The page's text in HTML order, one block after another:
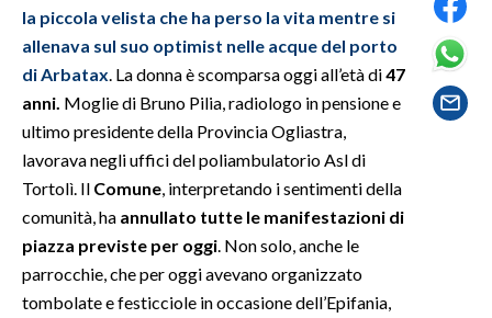
SPETTACOLI
SALUTE
SARDEGNA TURISMO
SARDI NEL MONDO
NOTIZIE
la piccola velista che ha perso la vita mentre si
allenava sul suo optimist nelle acque del porto
di Arbatax . La donna è scomparsa oggi all’età di47
anni. Moglie di Bruno Pilia, radiologo in pensione e
ultimo presidente della Provincia Ogliastra,
lavorava negli uffici del poliambulatorio Asl di
Tortolì. Il Comune , interpretando i sentimenti della
comunità, ha annullato tutte le manifestazioni di
piazza previste per oggi . Non solo, anche le
parrocchie, che per oggi avevano organizzato
tombolate e festicciole in occasione dell’Epifania,